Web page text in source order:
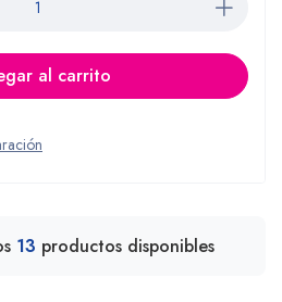
al carrito
13 productos disponibles